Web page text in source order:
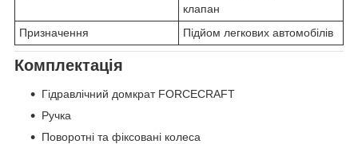
клапан
Призначення
Підйом легкових автомобілів
Комплектація
Гідравлічний домкрат FORCECRAFT
Ручка
Поворотні та фіксовані колеса